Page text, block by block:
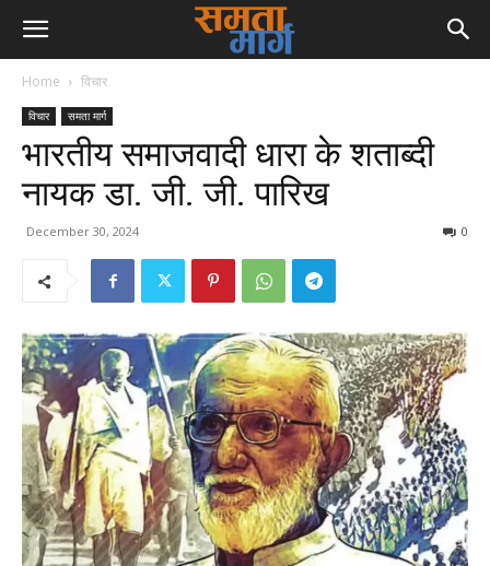
Home विचार
विचार समता मार्ग
भारतीय समाजवादी धारा के शताब्दी
नायक डा. जी. जी. पारिख
December 30, 2024 0